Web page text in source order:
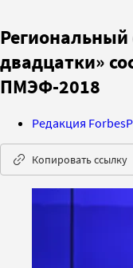
двадцатки»
ПМЭФ-2018
Редакция Forbes
Копировать ссылку